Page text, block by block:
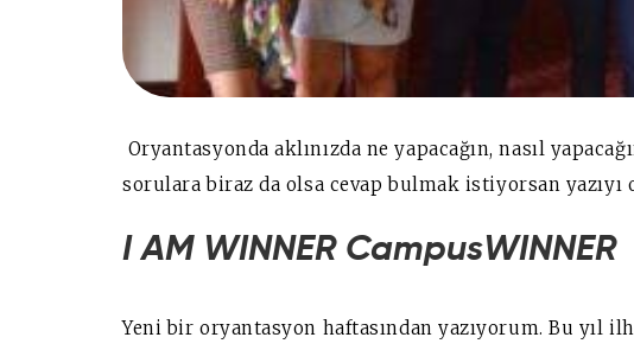
Oryantasyonda aklınızda ne yapacağın, nasıl
sorulara biraz da olsa cevap bulmak istiyorsan yazıyı
I AM WINNER CampusWINNER
Yeni bir oryantasyon haftasından yazıyorum. Bu yıl